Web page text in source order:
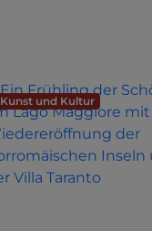
Kunst und Kultur